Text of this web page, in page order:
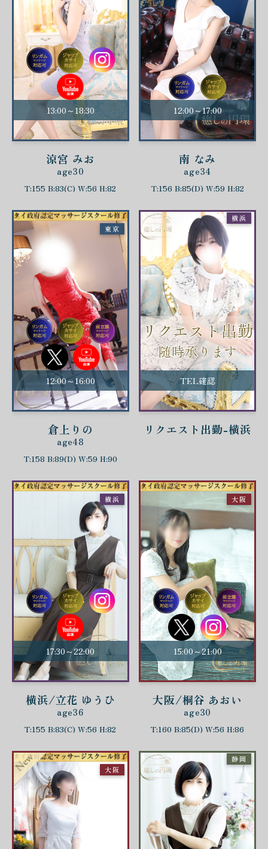
13:00～18:30
涼宮 みお
age30
T:155 B:83(C) W:56 H:82
12:00～17:00
南 なみ
age34
T:156 B:85(D) W:59 H:82
12:00～16:00
倉上りの
age48
T:158 B:89(D) W:59 H:90
東京
TEL確認
リクエスト出勤-横浜
横浜
17:30～22:00
横浜/立花 ゆうひ
age36
T:155 B:83(C) W:56 H:82
横浜
15:00～21:00
大阪/桐谷 あおい
age30
T:160 B:85(D) W:56 H:86
大阪
大阪
静岡